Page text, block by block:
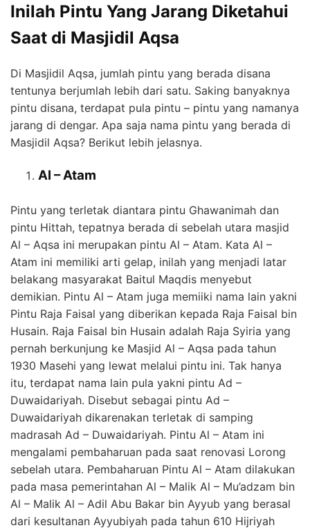
Inilah Pintu Yang Jarang Diketahui
Saat di Masjidil Aqsa
Di Masjidil Aqsa, jumlah pintu yang berada disana
tentunya berjumlah lebih dari satu. Saking banyaknya
pintu disana, terdapat pula pintu – pintu yang namanya
jarang di dengar. Apa saja nama pintu yang berada di
Masjidil Aqsa? Berikut lebih jelasnya.
Al – Atam
Pintu yang terletak diantara pintu Ghawanimah dan
pintu Hittah, tepatnya berada di sebelah utara masjid
Al – Aqsa ini merupakan pintu Al – Atam. Kata Al –
Atam ini memiliki arti gelap, inilah yang menjadi latar
belakang masyarakat Baitul Maqdis menyebut
demikian. Pintu Al – Atam juga memiiki nama lain yakni
Pintu Raja Faisal yang diberikan kepada Raja Faisal bin
Husain. Raja Faisal bin Husain adalah Raja Syiria yang
pernah berkunjung ke Masjid Al – Aqsa pada tahun
1930 Masehi yang lewat melalui pintu ini. Tak hanya
itu, terdapat nama lain pula yakni pintu Ad –
Duwaidariyah. Disebut sebagai pintu Ad –
Duwaidariyah dikarenakan terletak di samping
madrasah Ad – Duwaidariyah. Pintu Al – Atam ini
mengalami pembaharuan pada saat renovasi Lorong
sebelah utara. Pembaharuan Pintu Al – Atam dilakukan
pada masa pemerintahan Al – Malik Al – Mu’adzam bin
Al – Malik Al – Adil Abu Bakar bin Ayyub yang berasal
dari kesultanan Ayyubiyah pada tahun 610 Hijriyah